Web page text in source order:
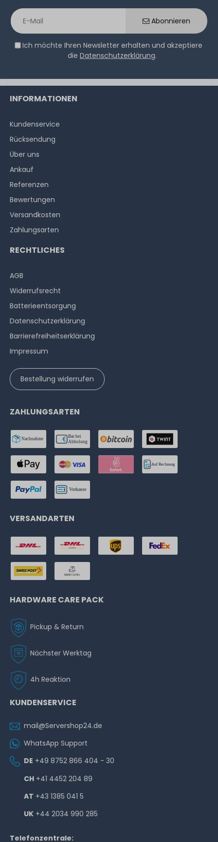
Abonnieren
Ich möchte Ihren Newsletter erhalten und akzeptiere
die Datenschutzerklärung.
INFORMATIONEN
Kundenservice
Rücksendung
Über uns
Ankauf
Referenzen
Bewertungen
Versandkosten
Zahlungsarten
RECHTLICHES
AGB
Widerrufs­recht
Batterieentsorgung
Datenschutzerklärung
Barrierefreiheitserklärung
Impressum
Bestellung widerrufen
ZAHLUNGSARTEN
VERSANDARTEN
HARDWARE CARE PACK
Pickup & Return
Nächster Werktag
4h Reaktion
KUNDENSERVICE
mail@Servershop24.de
WhatsApp Support
DE +49 8752 866 404 - 30
CH +41 4452 204 89
AT +43 1385 041 5
UK +44 2034 990 285
Telefonzentrale: